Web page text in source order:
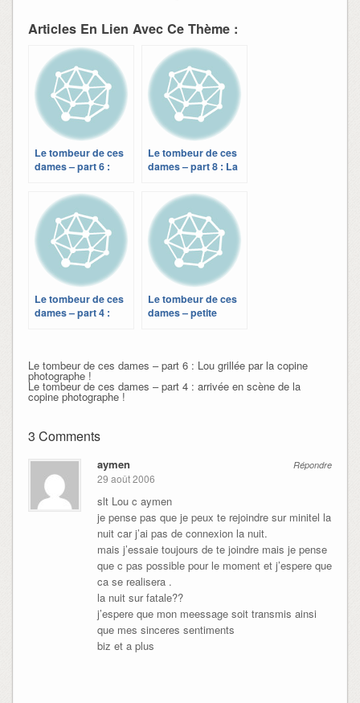
Articles En Lien Avec Ce Thème :
Le tombeur de ces
dames – part 6 :
copine
photographe !
Le tombeur de ces
dames – part 8 : La
photographe se
met au blog !
Le tombeur de ces
dames – part 4 :
Le tombeur de ces
dames – petite
Le tombeur de ces dames – part 6 : Lou grillée par la copine
photographe !
Le tombeur de ces dames – part 4 : arrivée en scène de la
copine photographe !
3 Comments
Répondre
aymen
29 août 2006
slt Lou c aymen
je pense pas que je peux te rejoindre sur minitel la
nuit car j’ai pas de connexion la nuit.
mais j’essaie toujours de te joindre mais je pense
que c pas possible pour le moment et j’espere que
ca se realisera .
la nuit sur fatale??
j’espere que mon meessage soit transmis ainsi
que mes sinceres sentiments
biz et a plus